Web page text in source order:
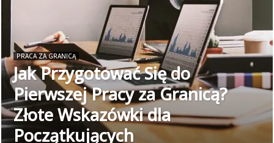
PRACA ZA GRANICĄ
Jak Przygotować Się do
Pierwszej Pracy za Granicą?
Złote Wskazówki dla
Początkujących